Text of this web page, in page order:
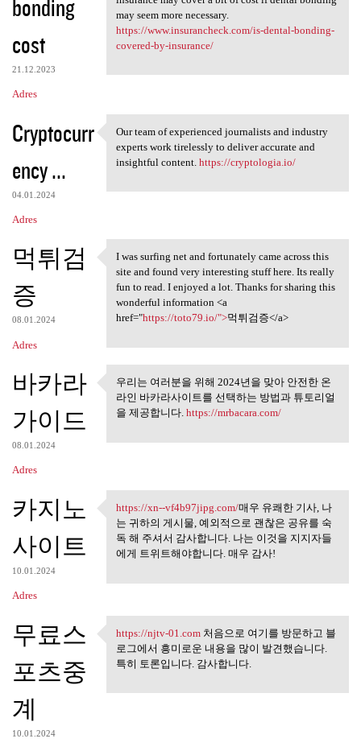
bonding
cost
21.12.2023
Adres
may seem more necessary.
https://www.insurancheck.com/is-dental-bonding-
covered-by-insurance/
Cryptocurr
ency ...
04.01.2024
Adres
Our team of experienced
Our team of experienced journalists and industry
experts work tirelessly to deliver accurate and
insightful content. https://cryptologia.io/
먹튀검
증
08.01.2024
Adres
I was surfing net and
I was surfing net and fortunately came across this
site and found very interesting stuff here. Its really
fun to read. I enjoyed a lot. Thanks for sharing this
wonderful information <a
href="https://toto79.io/">먹튀검증</a>
바카라
가이드
08.01.2024
Adres
우리는 여러분을 위해 2024년을
맞아 안전한 온라인
우리는 여러분을 위해 2024년을 맞아 안전한 온
라인 바카라사이트를 선택하는 방법과 튜토리얼
을 제공합니다. https://mrbacara.com/
카지노
사이트
10.01.2024
Adres
https://xn--vf4b97jipg.com/매우
https://xn--vf4b97jipg.com/매우 유쾌한 기사, 나
는 귀하의 게시물, 예외적으로 괜찮은 공유를 숙
독 해 주셔서 감사합니다. 나는 이것을 지지자들
에게 트위트해야합니다. 매우 감사!
무료스
포츠중
계
10.01.2024
https://njtv-01.com 처음으로 여기를
https://njtv-01.com처음으로 여기를 방문하고 블
로그에서 흥미로운 내용을 많이 발견했습니다.
특히 토론입니다. 감사합니다.